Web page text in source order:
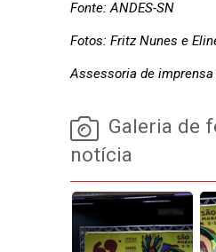
Fonte: ANDES-SN
Fotos: Fritz Nunes e
Assessoria de imprensa
Galeria de
notícia